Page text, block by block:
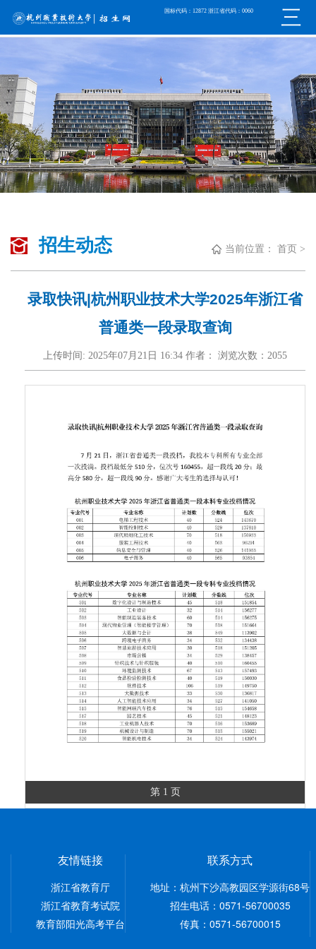
国标代码：12872 浙江省代码：0060
招生动态 当前位置： 首页 >
录取快讯|杭州职业技术大学2025年浙江省
普通类一段录取查询
上传时间: 2025年07月21日 16:34 作者： 浏览次数： 2055
第 1 页
友情链接
浙江省教育厅
浙江省教育考试院
教育部阳光高考平台
联系方式
地址：杭州下沙高教园区学源街68号
招生电话：0571-56700035
传真：0571-56700015